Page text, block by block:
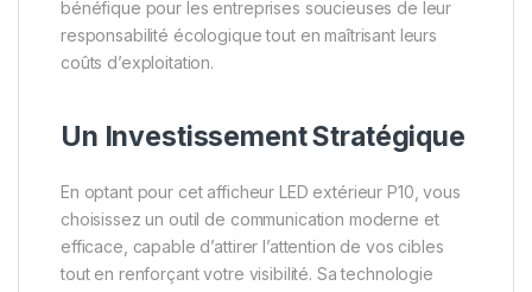
bénéfique pour les entreprises soucieuses de leur
responsabilité écologique tout en maîtrisant leurs
coûts d’exploitation.
Un Investissement Stratégique
En optant pour cet afficheur LED extérieur P10, vous
choisissez un outil de communication moderne et
efficace, capable d’attirer l’attention de vos cibles
tout en renforçant votre visibilité. Sa technologie